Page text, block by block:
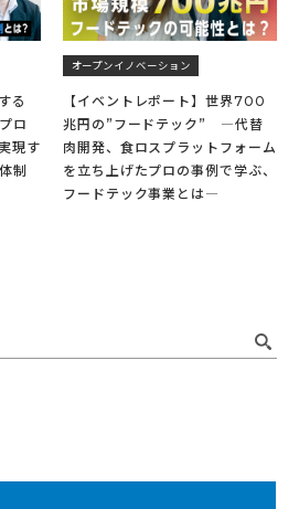
る
ロ
現す
制
オープンイノベーション
【イベントレポート】世界700
兆円の”フードテック” ―代替
肉開発、食ロスプラットフォーム
を立ち上げたプロの事例で学ぶ、
フードテック事業とは―